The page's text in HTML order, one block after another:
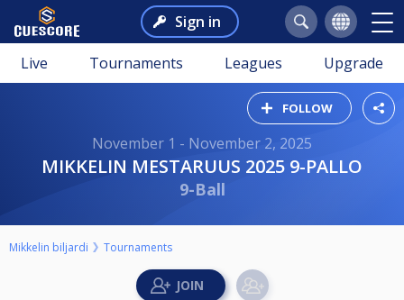
Sign in
Live Tournaments Leagues Upgrade
FOLLOW
November 1 - November 2, 2025
MIKKELIN MESTARUUS 2025 9-PALLO
9-Ball
Mikkelin biljardi Tournaments